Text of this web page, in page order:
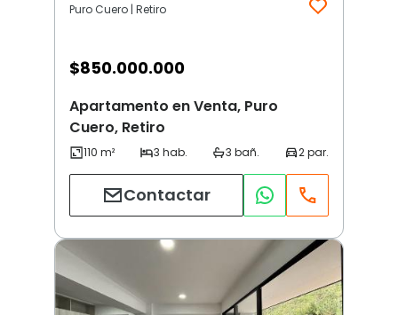
Puro Cuero | Retiro
$850.000.000
Apartamento en Venta, Puro
Cuero, Retiro
Contactar